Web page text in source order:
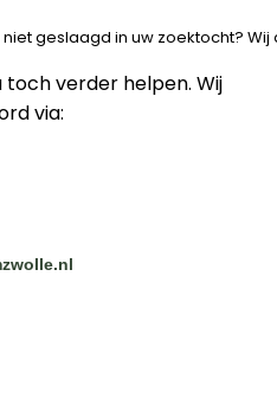
geslaagd in uw zoektocht?
toch verder helpen. Wij
via: